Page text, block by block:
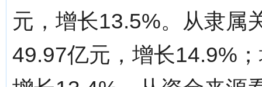
元，增长13.5%。从隶属
49.97亿元，增长14.9%